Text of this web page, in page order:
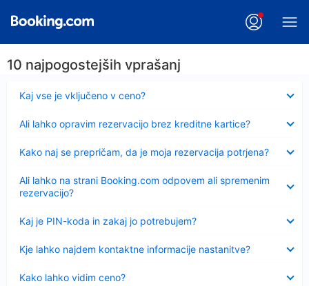
10 najpogostejših vprašanj
Kaj vse je vključeno v ceno?
Ali lahko opravim rezervacijo brez kreditne kartice?
Kako naj se prepričam, da je moja rezervacija potrjena?
Ali lahko na strani Booking.com odpovem ali spremenim
rezervacijo?
Kaj je PIN-koda in zakaj jo potrebujem?
Kje lahko najdem kontaktne informacije nastanitve?
Kako lahko vidim ceno?